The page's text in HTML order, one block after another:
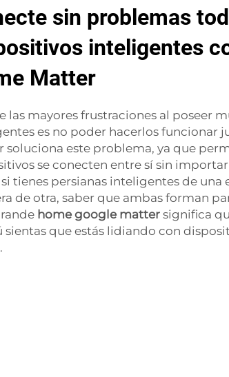
sin problemas
inteligentes
Matter
las mayores frustraciones al poseer
es no poder hacerlos funcionar
soluciona este problema, ya que
se conecten entre sí sin
tienes persianas inteligentes de una
de otra, saber que ambas forman
home google matter significa
sientas que estás lidiando con